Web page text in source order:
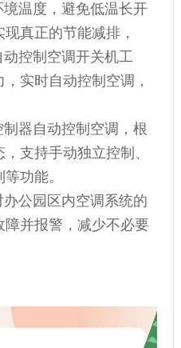
温度，避免低温长开
真正的节能减排，
控制空调开关机工
实时自动控制空调，
器自动控制空调，根
支持手动独立控制、
功能。
公园区内空调系统的
并报警，减少不必要